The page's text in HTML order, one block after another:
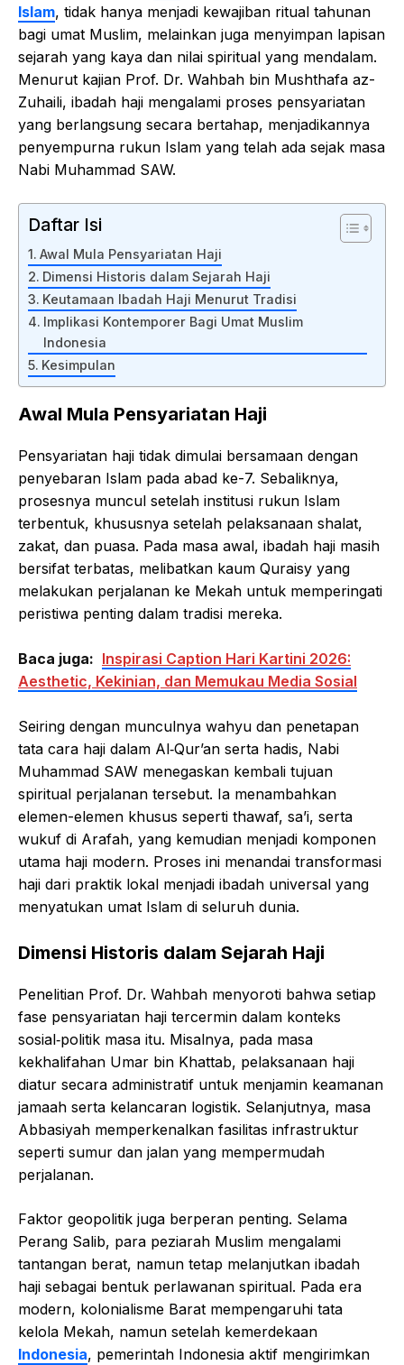
Islam, tidak hanya menjadi kewajiban ritual tahunan
bagi umat Muslim, melainkan juga menyimpan lapisan
sejarah yang kaya dan nilai spiritual yang mendalam.
Menurut kajian Prof. Dr. Wahbah bin Mushthafa az-
Zuhaili, ibadah haji mengalami proses pensyariatan
yang berlangsung secara bertahap, menjadikannya
penyempurna rukun Islam yang telah ada sejak masa
Nabi Muhammad SAW.
Daftar Isi
Awal Mula Pensyariatan Haji
Dimensi Historis dalam Sejarah Haji
Keutamaan Ibadah Haji Menurut Tradisi
Implikasi Kontemporer Bagi Umat Muslim
Indonesia
Kesimpulan
Awal Mula Pensyariatan Haji
Pensyariatan haji tidak dimulai bersamaan dengan
penyebaran Islam pada abad ke-7. Sebaliknya,
prosesnya muncul setelah institusi rukun Islam
terbentuk, khususnya setelah pelaksanaan shalat,
zakat, dan puasa. Pada masa awal, ibadah haji masih
bersifat terbatas, melibatkan kaum Quraisy yang
melakukan perjalanan ke Mekah untuk memperingati
peristiwa penting dalam tradisi mereka.
Baca juga: Inspirasi Caption Hari Kartini 2026:
Aesthetic, Kekinian, dan Memukau Media Sosial
Seiring dengan munculnya wahyu dan penetapan
tata cara haji dalam Al‑Qur’an serta hadis, Nabi
Muhammad SAW menegaskan kembali tujuan
spiritual perjalanan tersebut. Ia menambahkan
elemen-elemen khusus seperti thawaf, sa’i, serta
wukuf di Arafah, yang kemudian menjadi komponen
utama haji modern. Proses ini menandai transformasi
haji dari praktik lokal menjadi ibadah universal yang
menyatukan umat Islam di seluruh dunia.
Dimensi Historis dalam Sejarah Haji
Penelitian Prof. Dr. Wahbah menyoroti bahwa setiap
fase pensyariatan haji tercermin dalam konteks
sosial‑politik masa itu. Misalnya, pada masa
kekhalifahan Umar bin Khattab, pelaksanaan haji
diatur secara administratif untuk menjamin keamanan
jamaah serta kelancaran logistik. Selanjutnya, masa
Abbasiyah memperkenalkan fasilitas infrastruktur
seperti sumur dan jalan yang mempermudah
perjalanan.
Faktor geopolitik juga berperan penting. Selama
Perang Salib, para peziarah Muslim mengalami
tantangan berat, namun tetap melanjutkan ibadah
haji sebagai bentuk perlawanan spiritual. Pada era
modern, kolonialisme Barat mempengaruhi tata
kelola Mekah, namun setelah kemerdekaan
Indonesia, pemerintah Indonesia aktif mengirimkan